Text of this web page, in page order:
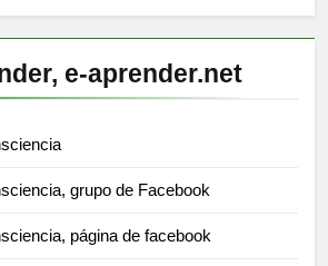
e-aprender.net
grupo de Facebook
página de facebook